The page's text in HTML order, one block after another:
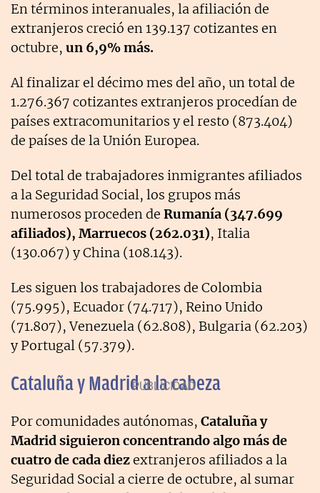
En términos interanuales, la afiliación de
extranjeros creció en 139.137 cotizantes en
octubre, un 6,9% más.
Al finalizar el décimo mes del año, un total de
1.276.367 cotizantes extranjeros procedían de
países extracomunitarios y el resto (873.404)
de países de la Unión Europea.
Del total de trabajadores inmigrantes afiliados
a la Seguridad Social, los grupos más
numerosos proceden de Rumanía (347.699
afiliados), Marruecos (262.031), Italia
(130.067) y China (108.143).
Les siguen los trabajadores de Colombia
(75.995), Ecuador (74.717), Reino Unido
(71.807), Venezuela (62.808), Bulgaria (62.203)
y Portugal (57.379).
Cataluña y Madrid a la cabeza
Por comunidades autónomas, Cataluña y
Madrid siguieron concentrando algo más de
cuatro de cada diezextranjeros afiliados a la
Seguridad Social a cierre de octubre, al sumar